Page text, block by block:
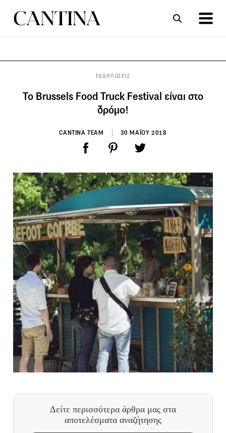
ΕΚΔΗΛΩΣΕΙΣ
Το Brussels Food Truck Festival είναι στο
δρόμο!
CANTINA TEAM 30 ΜΑΪΟΥ 2018
Δείτε περισσότερα άρθρα μας στα
αποτελέσματα αναζήτησης